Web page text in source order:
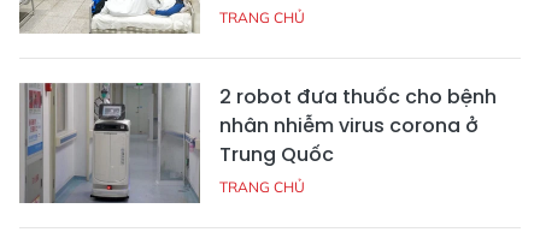
TRANG CHỦ
2 robot đưa thuốc cho bệnh
nhân nhiễm virus corona ở
Trung Quốc
TRANG CHỦ